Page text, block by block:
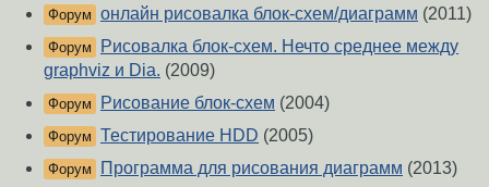
Форум онлайн рисовалка блок-схем/диаграмм (2011)
Форум
Рисовалка блок-схем. Нечто среднее между
graphviz и Dia. (2009)
Форум Рисование блок-схем (2004)
Форум Тестирование HDD (2005)
Форум Программа для рисования диаграмм (2013)